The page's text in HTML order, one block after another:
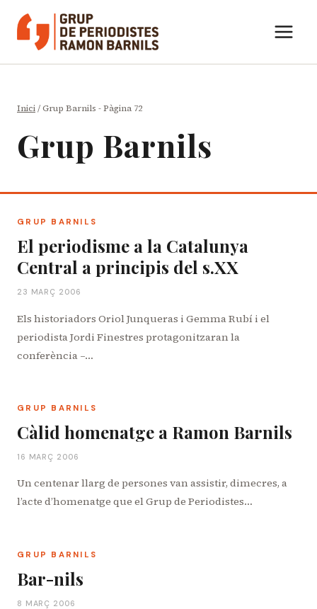
contingut
Inici/Grup Barnils - Pàgina 72
Grup Barnils
GRUP BARNILS
El periodisme a la Catalunya
Central a principis del s.XX
23 MARÇ 2006
Els historiadors Oriol Junqueras i Gemma Rubí i el
periodista Jordi Finestres protagonitzaran la
conferència –…
GRUP BARNILS
Càlid homenatge a Ramon Barnils
16 MARÇ 2006
Un centenar llarg de persones van assistir, dimecres, a
l’acte d’homenatge que el Grup de Periodistes…
GRUP BARNILS
Bar-nils
8 MARÇ 2006